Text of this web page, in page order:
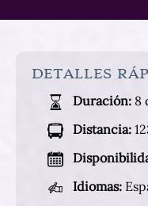
DETALLES
Duración: 8
Distancia:
Idiomas: